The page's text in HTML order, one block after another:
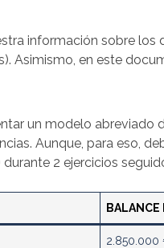
información sobre los
Asimismo, en este
un modelo abreviado
Aunque, para eso,
2 ejercicios
BALANCE
2.850.000